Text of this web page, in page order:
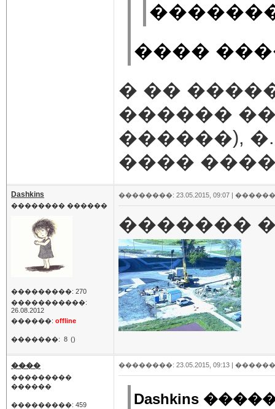
����
� ��
������
������),
����
Dashkins
�������� ������
���������: 270
�����������:
26.08.2012
������: offline
�������: 8 ()
��������: 23.05.2015, 09:07 |
�������
����
���������
������
���������: 459
��������: 23.05.2015, 09:13 |
Dashkins